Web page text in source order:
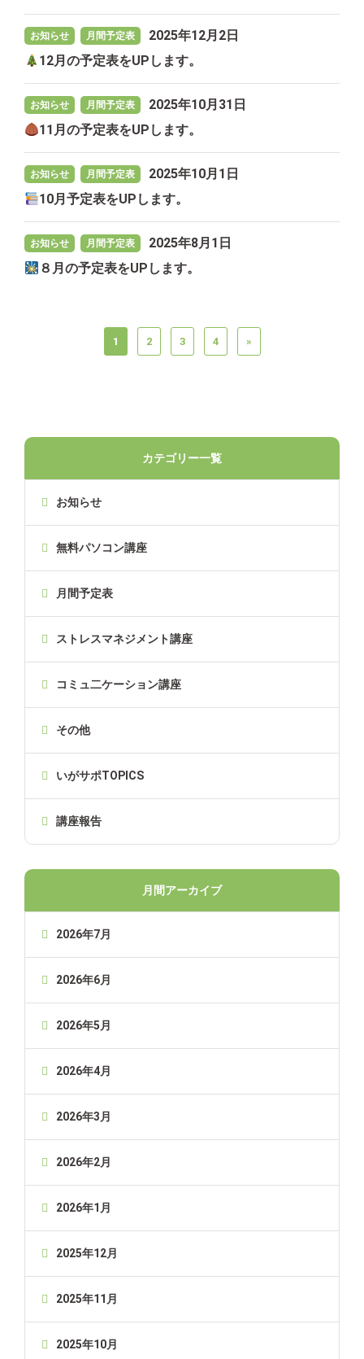
お知らせ 月間予定表
2025年12月2日
12月の予定表をUPします。
お知らせ 月間予定表
2025年10月31日
11月の予定表をUPします。
お知らせ 月間予定表
2025年10月1日
10月予定表をUPします。
お知らせ 月間予定表
2025年8月1日
８月の予定表をUPします。
1 2 3 4 »
カテゴリー一覧
お知らせ
無料パソコン講座
月間予定表
ストレスマネジメント講座
コミュ二ケーション講座
その他
いがサポTOPICS
講座報告
月間アーカイブ
2026年7月
2026年6月
2026年5月
2026年4月
2026年3月
2026年2月
2026年1月
2025年12月
2025年11月
2025年10月